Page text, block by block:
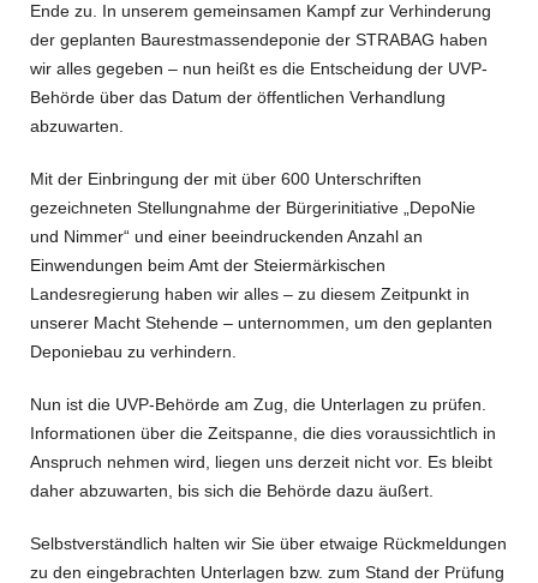
Ende zu. In unserem gemeinsamen Kampf zur Verhinderung
der geplanten Baurestmassendeponie der STRABAG haben
wir alles gegeben – nun heißt es die Entscheidung der UVP-
Behörde über das Datum der öffentlichen Verhandlung
abzuwarten.
Mit der Einbringung der mit über 600 Unterschriften
gezeichneten Stellungnahme der Bürgerinitiative „DepoNie
und Nimmer“ und einer beeindruckenden Anzahl an
Einwendungen beim Amt der Steiermärkischen
Landesregierung haben wir alles – zu diesem Zeitpunkt in
unserer Macht Stehende – unternommen, um den geplanten
Deponiebau zu verhindern.
Nun ist die UVP-Behörde am Zug, die Unterlagen zu prüfen.
Informationen über die Zeitspanne, die dies voraussichtlich in
Anspruch nehmen wird, liegen uns derzeit nicht vor. Es bleibt
daher abzuwarten, bis sich die Behörde dazu äußert.
Selbstverständlich halten wir Sie über etwaige Rückmeldungen
zu den eingebrachten Unterlagen bzw. zum Stand der Prüfung